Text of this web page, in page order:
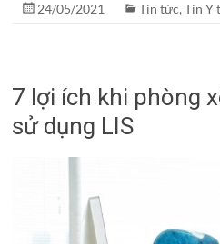
24/05/2021 Tin tức,Tin Y
7 lợi ích khi phòng
sử dụng LIS